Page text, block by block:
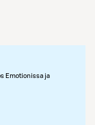
Emotionissa ja